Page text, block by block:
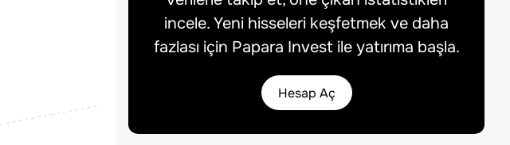
incele. Yeni hisseleri keşfetmek ve daha
fazlası için Papara Invest ile yatırıma başla.
Hesap Aç